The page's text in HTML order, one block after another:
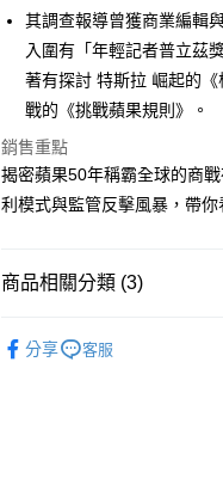
ATM付款
運送方式
每筆NT$50，滿NT$499(含
付款後全家取貨
7-11取貨付款
付款後7-11取貨
其調查報導曾獲商業編輯
入圍有「年輕記者普立茲
著有探討 特斯拉 崛起的
戰的《挑戰蘋果規則》。
銷售重點
揭密蘋果50年稱霸全球的商
利模式與監管反擊風暴，帶
商品相關分類 (3)
分享 客服